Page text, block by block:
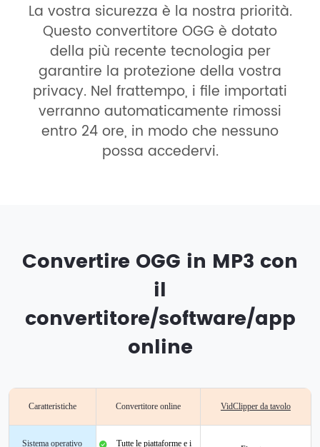
La vostra sicurezza è la nostra priorità.
Questo convertitore OGG è dotato
della più recente tecnologia per
garantire la protezione della vostra
privacy. Nel frattempo, i file importati
verranno automaticamente rimossi
entro 24 ore, in modo che nessuno
possa accedervi.
Convertire OGG in MP3 con
il
convertitore/software/app
online
Caratteristiche Convertitore online VidClipper da tavolo
Sistema operativo Tutte le piattaforme e i